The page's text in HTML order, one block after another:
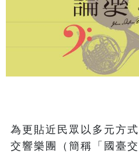
為更貼近民眾以多元方
交響樂團（簡稱「國臺